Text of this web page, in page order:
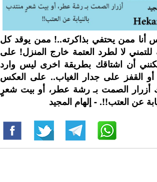
أنا ممن يحتفي بذاكرته..! ممن يوقد كل
لا لطرد العتمة خارج المنزل! على
أن اشتاقك بطريقة اخرى ليس وارد
أو القفز على جدار الغياب.. على العكس
أزرار الصمت بـ رشة عطر، أو بيت شعرٍ
عن العتب!!. - إلهام المجيد